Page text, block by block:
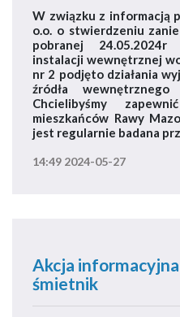
W związku z informacją
o.o. o stwierdzeniu
pobranej
instalacji wewnętrznej
nr 2 podjęto działania
źródła wewnętrznego
Chcielibyśmy
mieszkańców Rawy
jest regularnie badana
14:49 2024-05-27
Akcja
śmietnik